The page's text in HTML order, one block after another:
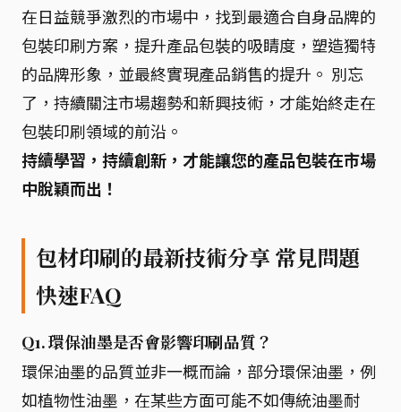
在日益競爭激烈的市場中，找到最適合自身品牌的
包裝印刷方案，提升產品包裝的吸睛度，塑造獨特
的品牌形象，並最終實現產品銷售的提升。 別忘
了，持續關注市場趨勢和新興技術，才能始終走在
包裝印刷領域的前沿。
持續學習，持續創新，才能讓您的產品包裝在市場
中脫穎而出！
包材印刷的最新技術分享 常見問題
快速FAQ
Q1. 環保油墨是否會影響印刷品質？
環保油墨的品質並非一概而論，部分環保油墨，例
如植物性油墨，在某些方面可能不如傳統油墨耐